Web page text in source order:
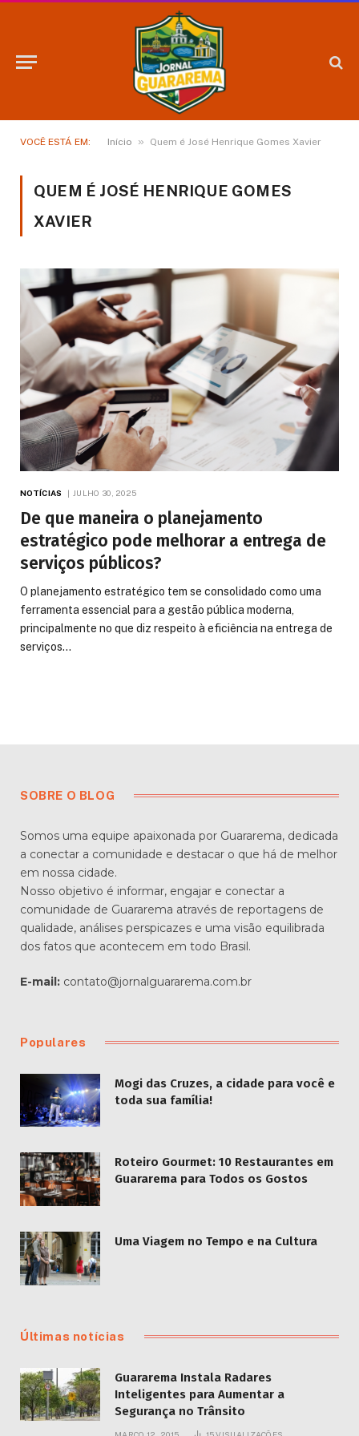
VOCÊ ESTÁ EM: Início » Quem é José Henrique Gomes Xavier
QUEM É JOSÉ HENRIQUE GOMES
XAVIER
NOTÍCIAS JULHO 30, 2025
De que maneira o planejamento
estratégico pode melhorar a entrega de
serviços públicos?
O planejamento estratégico tem se consolidado como uma
ferramenta essencial para a gestão pública moderna,
principalmente no que diz respeito à eficiência na entrega de
serviços…
SOBRE O BLOG
Somos uma equipe apaixonada por Guararema, dedicada
a conectar a comunidade e destacar o que há de melhor
em nossa cidade.
Nosso objetivo é informar, engajar e conectar a
comunidade de Guararema através de reportagens de
qualidade, análises perspicazes e uma visão equilibrada
dos fatos que acontecem em todo Brasil.
E-mail: contato@jornalguararema.com.br
Populares
Mogi das Cruzes, a cidade para você e
toda sua família!
Roteiro Gourmet: 10 Restaurantes em
Guararema para Todos os Gostos
Uma Viagem no Tempo e na Cultura
Últimas notícias
Guararema Instala Radares
Inteligentes para Aumentar a
Segurança no Trânsito